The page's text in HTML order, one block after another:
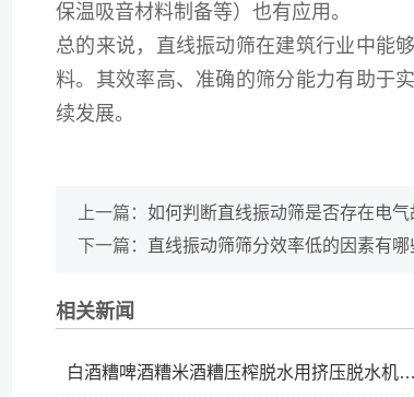
保温吸音材料制备等）也有应用。
总的来说，直线振动筛在建筑行业中能
料。其效率高、准确的筛分能力有助于
续发展。
上一篇： 如何判断直线振动筛是否存在电气
下一篇： 直线振动筛筛分效率低的因素有哪
相关新闻
白酒糟啤酒糟米酒糟压榨脱水用挤压脱水机的优势...